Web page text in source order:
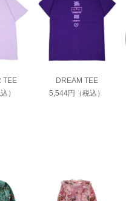
TEE
）
DREAM TEE
5,544円（税込）